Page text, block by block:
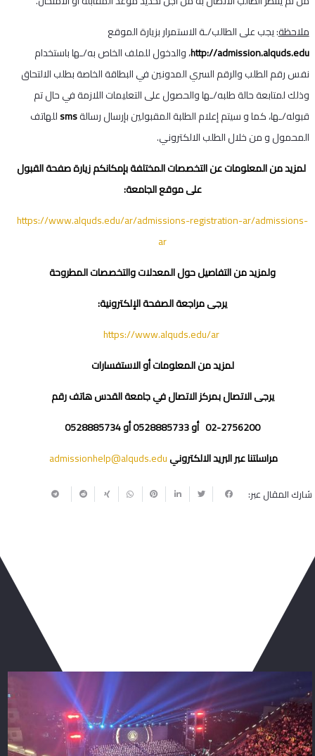
ملاحظة: يجب على الطالب/ـة الاستمرار بزيارة الموقع
http://admission.alquds.edu، والدخول للملف الخاص به/ـها باستخدام
نفس رقم الطلب والرقم السري المدونين في البطاقة الخاصة بطلب الالتحاق
وذلك لمتابعة حالة طلبه/ـها والحصول على التعليمات اللازمة في حال تم
قبوله/ـها، كما و سيتم إعلام الطلبة المقبولين بإرسال رسالةsmsللهاتف
المحمول و من خلال الطلب الالكتروني.
لمزيد من المعلومات عن التخصصات المختلفة بإمكانكم زيارة صفحة القبول
على موقع الجامعة:
https://www.alquds.edu/ar/admissions-registration-ar/admissions-
ar
ولمزيد من التفاصيل حول المعدلات والتخصصات المطروحة
يرجى مراجعة الصفحة الإلكترونية:
https://www.alquds.edu/ar
لمزيد من المعلومات أو الاستفسارات
يرجى الاتصال بمركز الاتصال في جامعة القدس هاتف رقم
02-2756200 أو 0528885733 أو 0528885734
مراسلتنا عبر البريد الالكترونيadmissionhelp@alquds.edu
شارك المقال عبر: